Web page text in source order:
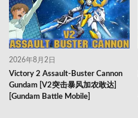
2026年8月2日
Victory 2 Assault-Buster Cannon
Gundam [V2突击暴风加农敢达]
[Gundam Battle Mobile]